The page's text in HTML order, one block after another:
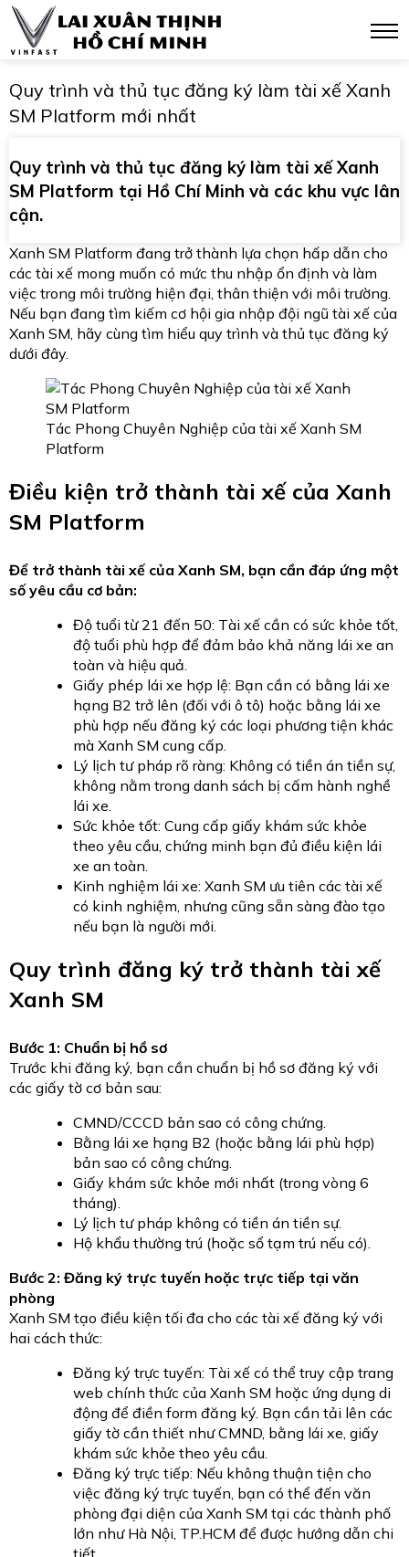
Quy trình và thủ tục đăng ký làm tài xế Xanh
SM Platform mới nhất
Quy trình và thủ tục đăng ký làm tài xế Xanh
SM Platform tại Hồ Chí Minh và các khu vực lân
cận.
Xanh SM Platform đang trở thành lựa chọn hấp dẫn cho
các tài xế mong muốn có mức thu nhập ổn định và làm
việc trong môi trường hiện đại, thân thiện với môi trường.
Nếu bạn đang tìm kiếm cơ hội gia nhập đội ngũ tài xế của
Xanh SM, hãy cùng tìm hiểu quy trình và thủ tục đăng ký
dưới đây.
Tác Phong Chuyên Nghiệp của tài xế Xanh SM
Platform
Điều kiện trở thành tài xế của Xanh
SM Platform
Để trở thành tài xế của Xanh SM, bạn cần đáp ứng một
số yêu cầu cơ bản:
Độ tuổi từ 21 đến 50: Tài xế cần có sức khỏe tốt,
độ tuổi phù hợp để đảm bảo khả năng lái xe an
toàn và hiệu quả.
Giấy phép lái xe hợp lệ: Bạn cần có bằng lái xe
hạng B2 trở lên (đối với ô tô) hoặc bằng lái xe
phù hợp nếu đăng ký các loại phương tiện khác
mà Xanh SM cung cấp.
Lý lịch tư pháp rõ ràng: Không có tiền án tiền sự,
không nằm trong danh sách bị cấm hành nghề
lái xe.
Sức khỏe tốt: Cung cấp giấy khám sức khỏe
theo yêu cầu, chứng minh bạn đủ điều kiện lái
xe an toàn.
Kinh nghiệm lái xe: Xanh SM ưu tiên các tài xế
có kinh nghiệm, nhưng cũng sẵn sàng đào tạo
nếu bạn là người mới.
Quy trình đăng ký trở thành tài xế
Xanh SM
Bước 1: Chuẩn bị hồ sơ
Trước khi đăng ký, bạn cần chuẩn bị hồ sơ đăng ký với
các giấy tờ cơ bản sau:
CMND/CCCD bản sao có công chứng.
Bằng lái xe hạng B2 (hoặc bằng lái phù hợp)
bản sao có công chứng.
Giấy khám sức khỏe mới nhất (trong vòng 6
tháng).
Lý lịch tư pháp không có tiền án tiền sự.
Hộ khẩu thường trú (hoặc sổ tạm trú nếu có).
Bước 2: Đăng ký trực tuyến hoặc trực tiếp tại văn
phòng
Xanh SM tạo điều kiện tối đa cho các tài xế đăng ký với
hai cách thức:
Đăng ký trực tuyến: Tài xế có thể truy cập trang
web chính thức của Xanh SM hoặc ứng dụng di
động để điền form đăng ký. Bạn cần tải lên các
giấy tờ cần thiết như CMND, bằng lái xe, giấy
khám sức khỏe theo yêu cầu.
Đăng ký trực tiếp: Nếu không thuận tiện cho
việc đăng ký trực tuyến, bạn có thể đến văn
phòng đại diện của Xanh SM tại các thành phố
lớn như Hà Nội, TP.HCM để được hướng dẫn chi